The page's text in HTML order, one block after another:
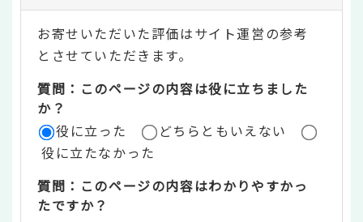
テ
ン
ツ
評
価
リ
お寄せいただいた評価はサイト運営の参考
とさせていただきます。
質問：このページの内容は役に立ちました
か？
役に立った
どちらともいえない
役に立たなかった
質問：このページの内容はわかりやすかっ
たですか？